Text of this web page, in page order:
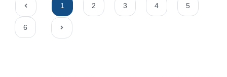
1 2 3 4 5
6